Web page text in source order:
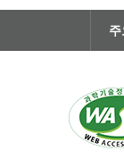
주